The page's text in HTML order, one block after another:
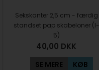
Sekskanter 2,5 cm - færdig
standset pap skabeloner (I-
5)
40,00 DKK
SE MERE KØB